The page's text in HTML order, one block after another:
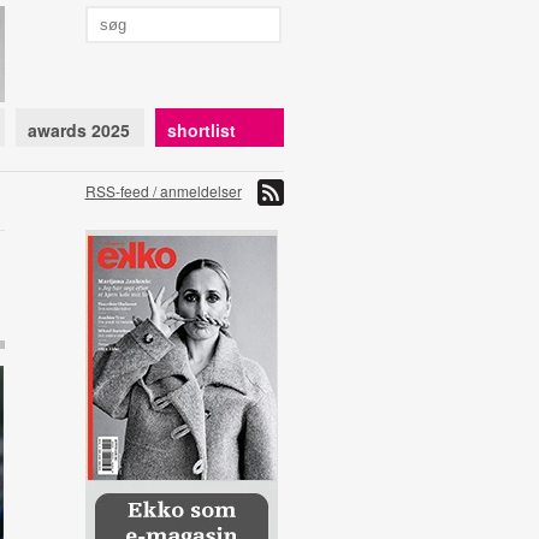
awards 2025 shortlist
RSS-feed / anmeldelser